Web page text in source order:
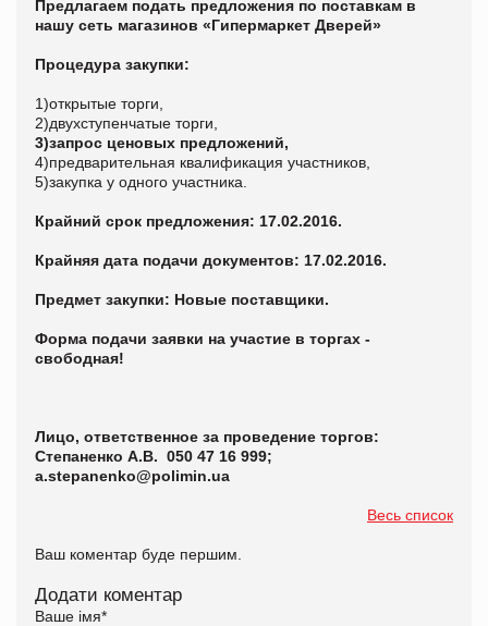
Предлагаем подать предложения по поставкам в
нашу сеть магазинов «Гипермаркет Дверей»
Процедура закупки:
1)открытые торги,
2)двухступенчатые торги,
3)запрос ценовых предложений,
4)предварительная квалификация участников,
5)закупка у одного участника.
Крайний срок предложения: 17.02.2016.
Крайняя дата подачи документов: 17.02.2016.
Предмет закупки: Новые поставщики.
Форма подачи заявки на участие в торгах -
свободная!
Лицо, ответственное за проведение торгов:
Степаненко А.В. 050 47 16 999;
a.stepanenko@polimin.ua
Весь список
Ваш коментар буде першим.
Додати коментар
Ваше імя*